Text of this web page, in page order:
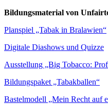
Bildungsmaterial von
Planspiel „Tabak in Bralawien“
Digitale Diashows und Quizze
Ausstellung „Big Tobacco:
Bildungspaket „Tabakballen“
Bastelmodell „Mein Recht auf